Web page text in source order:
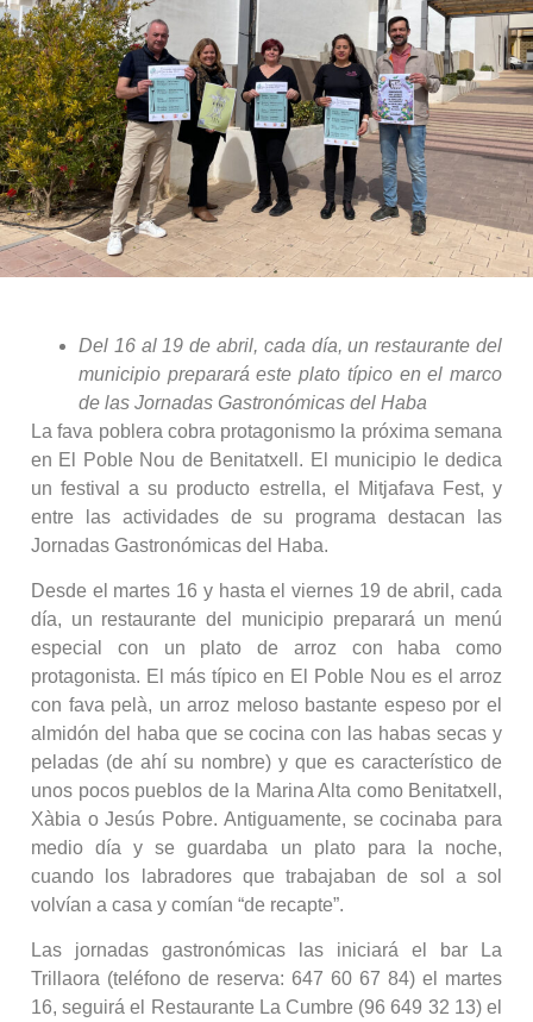
Del 16 al 19 de abril, cada día, un restaurante del
municipio preparará este plato típico en el marco
de las Jornadas Gastronómicas del Haba
La fava poblera cobra protagonismo la próxima semana
en El Poble Nou de Benitatxell. El municipio le dedica
un festival a su producto estrella, el Mitjafava Fest, y
entre las actividades de su programa destacan las
Jornadas Gastronómicas del Haba.
Desde el martes 16 y hasta el viernes 19 de abril, cada
día, un restaurante del municipio preparará un menú
especial con un plato de arroz con haba como
protagonista. El más típico en El Poble Nou es el arroz
con fava pelà, un arroz meloso bastante espeso por el
almidón del haba que se cocina con las habas secas y
peladas (de ahí su nombre) y que es característico de
unos pocos pueblos de la Marina Alta como Benitatxell,
Xàbia o Jesús Pobre. Antiguamente, se cocinaba para
medio día y se guardaba un plato para la noche,
cuando los labradores que trabajaban de sol a sol
volvían a casa y comían “de recapte”.
Las jornadas gastronómicas las iniciará el bar La
Trillaora (teléfono de reserva: 647 60 67 84) el martes
16, seguirá el Restaurante La Cumbre (96 649 32 13) el